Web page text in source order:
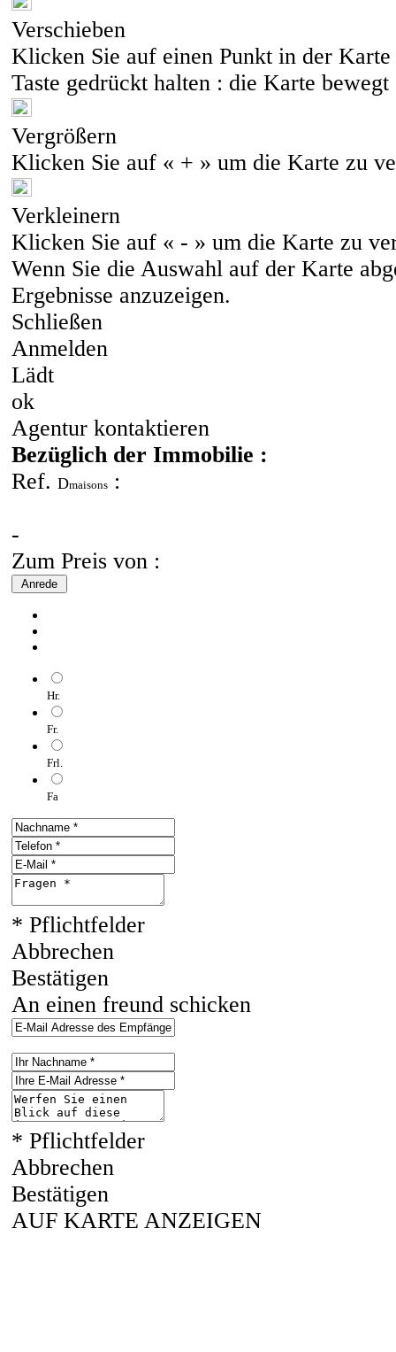
Verschieben
Klicken Sie auf einen Punkt in der
Taste gedrückt halten : die Karte
Vergrößern
Klicken Sie auf « + » um die Karte zu
Verkleinern
Klicken Sie auf « - » um die Karte zu
Wenn Sie die Auswahl auf der Karte
Ergebnisse anzuzeigen.
Schließen
Anmelden
Lädt
ok
Agentur kontaktieren
Bezüglich der Immobilie :
Ref. Dmaisons :
-
Zum Preis von :
Anrede
Hr.
Fr.
Frl.
Fa
* Pflichtfelder
Abbrechen
Bestätigen
An einen freund schicken
* Pflichtfelder
Abbrechen
Bestätigen
AUF KARTE ANZEIGEN